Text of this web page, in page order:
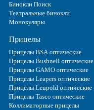
Бинокли Поиск
Театральные бинокли
Монокуляры
Прицелы
Прицелы BSA оптические
Прицелы Bushnell оптические
Прицелы GAMO оптические
Прицелы Leapers оптические
Прицелы Leupold оптические
Прицелы Tasco оптические
Коллиматорные прицелы